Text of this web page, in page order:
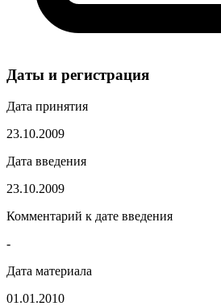
Даты и регистрация
Дата принятия
23.10.2009
Дата введения
23.10.2009
Комментарий к дате введения
-
Дата материала
01.01.2010